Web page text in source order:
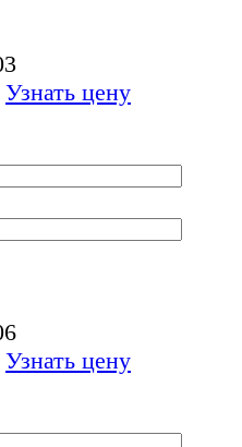
Узнать цену
Узнать цену